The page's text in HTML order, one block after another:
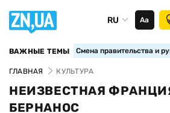
RU Аа
ВАЖНЫЕ ТЕМЫ Смена правительства и
ГЛАВНАЯ КУЛЬТУРА
НЕИЗВЕСТНАЯ
БЕРНАНОС